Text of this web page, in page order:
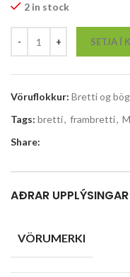
2 in stock
SETJA Í
Vöruflokkur: Bretti og
Tags: bretti, frambretti,
Share:
AÐRAR UPPLÝSINGAR
VÖRUMERKI